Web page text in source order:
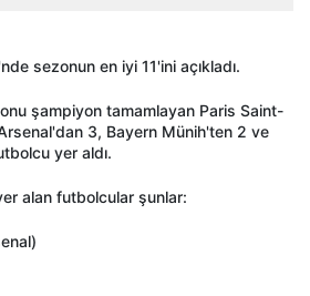
sezonun en iyi 11'ini açıkladı.
şampiyon tamamlayan Paris Saint-
3, Bayern Münih'ten 2 ve
yer aldı.
alan futbolcular şunlar: